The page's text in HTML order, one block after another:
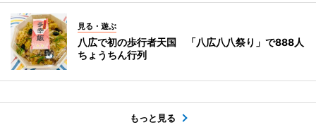
見る・遊ぶ
八広で初の歩行者天国 「八広八八祭り」で888人
ちょうちん行列
もっと見る